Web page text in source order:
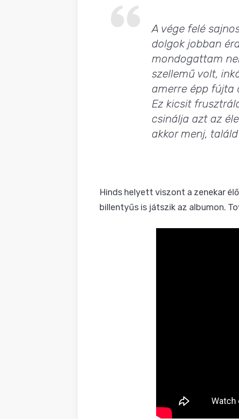
A vége felé
dolgok jobban
mondogattam
szellemű volt,
amerre épp fújta
Ez kicsit
csinálja azt az
akkor menj,
Hinds helyett viszont a zenekar
billentyűs is játszik az albumon.